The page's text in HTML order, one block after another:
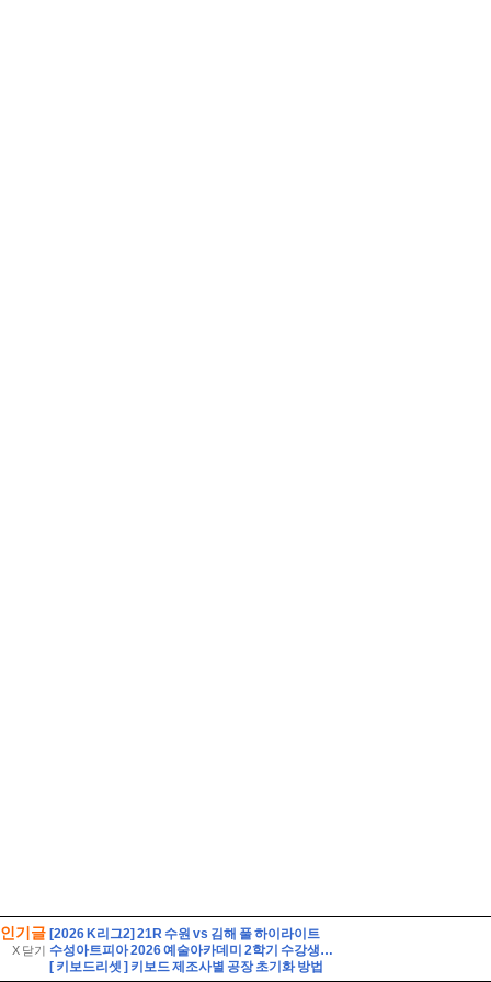
인기글
X 닫기
[2026 K리그2] 21R 수원 vs 김해 풀 하이라이트
수성아트피아 2026 예술아카데미 2학기 수강생 모집
[ 키보드리셋 ] 키보드 제조사별 공장 초기화 방법